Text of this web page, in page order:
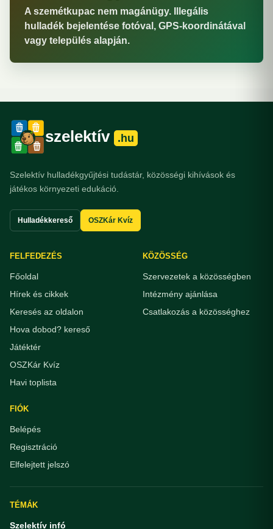
A szemétkupac nem magánügy. Illegális
hulladék bejelentése fotóval, GPS-koordinátával
vagy település alapján.
szelektív .hu
Szelektív hulladékgyűjtési tudástár, közösségi kihívások és
játékos környezeti edukáció.
Hulladékkereső OSZKár Kvíz
FELFEDEZÉS
Főoldal
Hírek és cikkek
Keresés az oldalon
Hova dobod? kereső
Játéktér
OSZKár Kvíz
Havi toplista
KÖZÖSSÉG
Szervezetek a közösségben
Intézmény ajánlása
Csatlakozás a közösséghez
FIÓK
Belépés
Regisztráció
Elfelejtett jelszó
TÉMÁK
Szelektív infó